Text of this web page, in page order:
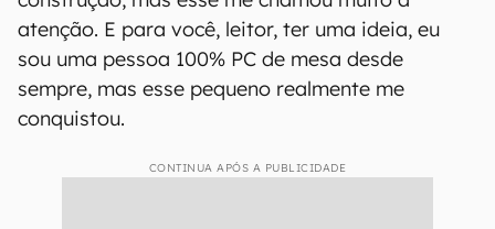
atenção. E para você, leitor, ter uma ideia, eu
sou uma pessoa 100% PC de mesa desde
sempre, mas esse pequeno realmente me
conquistou.
CONTINUA APÓS A PUBLICIDADE